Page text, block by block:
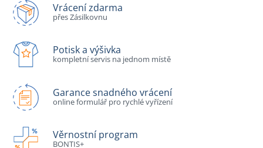
Vrácení zdarma
přes Zásilkovnu
Potisk a výšivka
kompletní servis na jednom místě
Garance snadného vrácení
online formulář pro rychlé vyřízení
Věrnostní program
BONTIS+